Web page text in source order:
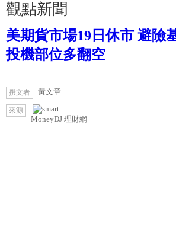
觀點新聞
美期貨市場19日休市 避險
投機部位多翻空
撰文者 黃文章
來源
MoneyDJ 理財網